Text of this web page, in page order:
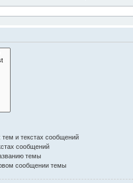
тем и текстах сообщений
сообщений
темы
сообщении темы